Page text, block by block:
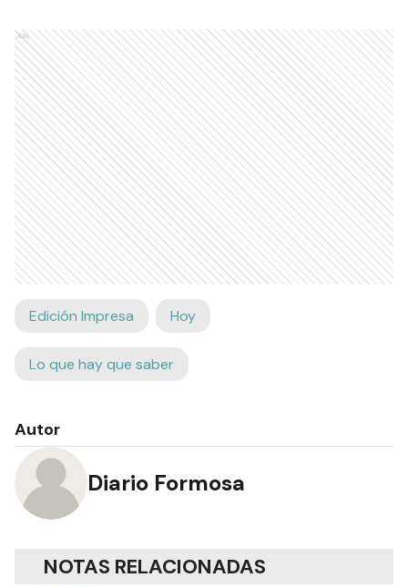
Ads
Edición Impresa Hoy
Lo que hay que saber
Autor
Diario Formosa
NOTAS RELACIONADAS